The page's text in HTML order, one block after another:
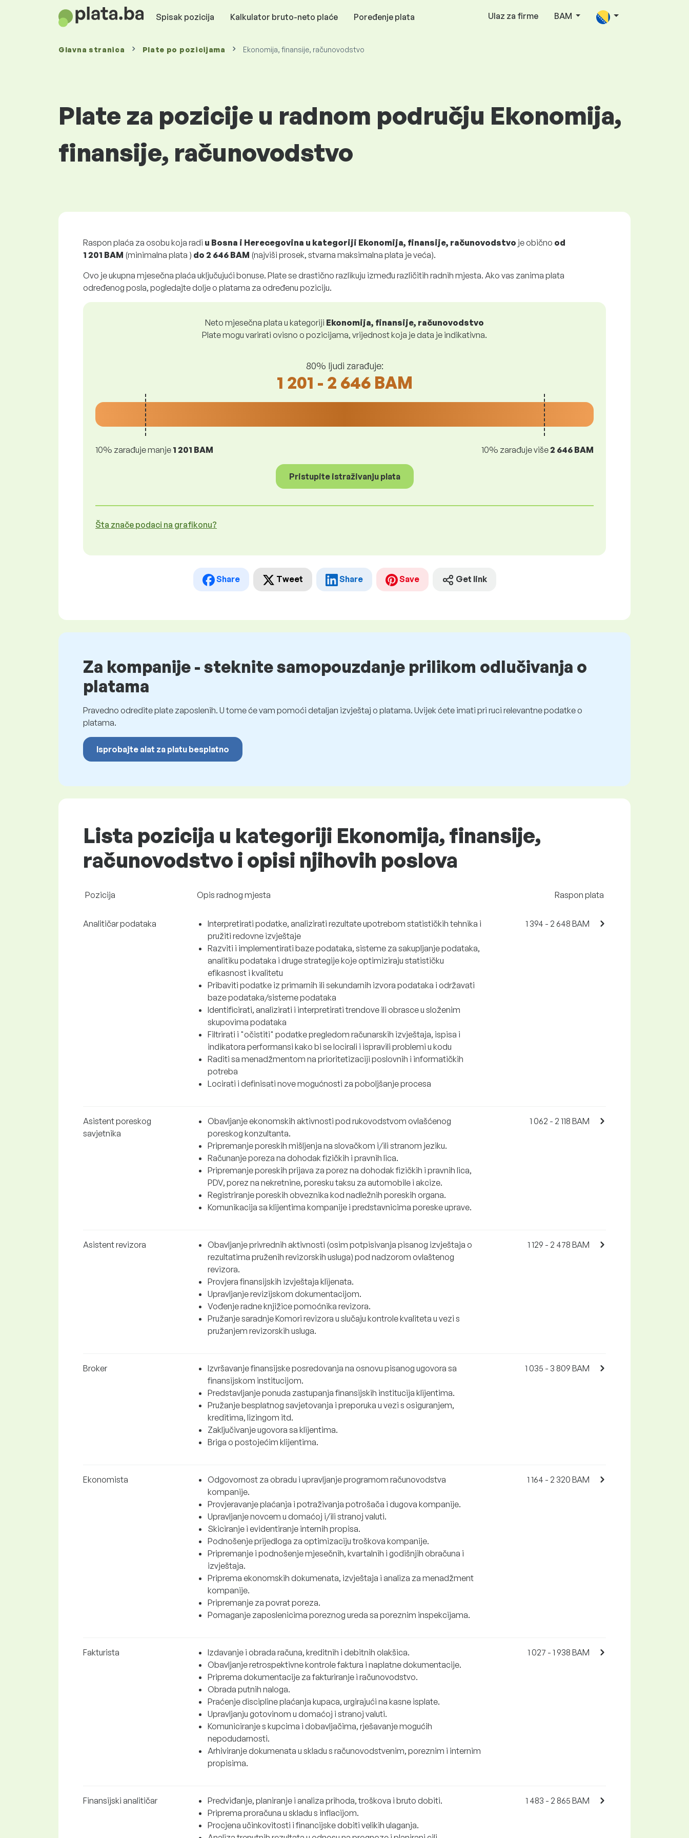
Spisak pozicija Kalkulator bruto-neto plaće Poređenje plata Ulaz za firme BAM
Glavna stranica Plate po pozicijama Ekonomija, finansije, računovodstvo
Plate za pozicije u radnom području Ekonomija,
finansije, računovodstvo
Raspon plaća za osobu koja radi u Bosna i Herecegovina u kategoriji Ekonomija, finansije, računovodstvo je obično od
1 201 BAM (minimalna plata ) do 2 646 BAM (najviši prosek, stvarna maksimalna plata je veća).
Ovo je ukupna mjesečna plaća uključujući bonuse. Plate se drastično razlikuju između različitih radnih mjesta. Ako vas zanima plata
određenog posla, pogledajte dolje o platama za određenu poziciju.
Neto mjesečna plata u kategoriji Ekonomija, finansije, računovodstvo
Plate mogu varirati ovisno o pozicijama, vrijednost koja je data je indikativna.
80% ljudi zarađuje:
1 201 - 2 646 BAM
10% zarađuje manje 1 201 BAM 10% zarađuje više2 646 BAM
Pristupite istraživanju plata
Šta znače podaci na grafikonu?
Share Tweet Share Save Get link
Za kompanije - steknite samopouzdanje prilikom odlučivanja o
platama
Pravedno odredite plate zaposlenih. U tome će vam pomoći detaljan izvještaj o platama. Uvijek ćete imati pri ruci relevantne podatke o
platama.
Isprobajte alat za platu besplatno
Lista pozicija u kategoriji Ekonomija, finansije,
računovodstvo i opisi njihovih poslova
Pozicija Opis radnog mjesta Raspon plata
Analitičar podataka
Interpretirati podatke, analizirati rezultate upotrebom statističkih tehnika i
pružiti redovne izvještaje
Razviti i implementirati baze podataka, sisteme za sakupljanje podataka,
analitiku podataka i druge strategije koje optimiziraju statističku
efikasnost i kvalitetu
Pribaviti podatke iz primarnih ili sekundarnih izvora podataka i održavati
baze podataka/sisteme podataka
Identificirati, analizirati i interpretirati trendove ili obrasce u složenim
skupovima podataka
Filtrirati i "očistiti" podatke pregledom računarskih izvještaja, ispisa i
indikatora performansi kako bi se locirali i ispravili problemi u kodu
Raditi sa menadžmentom na prioritetizaciji poslovnih i informatičkih
potreba
Locirati i definisati nove mogućnosti za poboljšanje procesa
1 394 - 2 648 BAM
Asistent poreskog
savjetnika
Obavljanje ekonomskih aktivnosti pod rukovodstvom ovlašćenog
poreskog konzultanta.
Pripremanje poreskih mišljenja na slovačkom i/ili stranom jeziku.
Računanje poreza na dohodak fizičkih i pravnih lica.
Pripremanje poreskih prijava za porez na dohodak fizičkih i pravnih lica,
PDV, porez na nekretnine, poresku taksu za automobile i akcize.
Registriranje poreskih obveznika kod nadležnih poreskih organa.
Komunikacija sa klijentima kompanije i predstavnicima poreske uprave.
1 062 - 2 118 BAM
Asistent revizora
Obavljanje privrednih aktivnosti (osim potpisivanja pisanog izvještaja o
rezultatima pruženih revizorskih usluga) pod nadzorom ovlaštenog
revizora.
Provjera finansijskih izvještaja klijenata.
Upravljanje revizijskom dokumentacijom.
Vođenje radne knjižice pomoćnika revizora.
Pružanje saradnje Komori revizora u slučaju kontrole kvaliteta u vezi s
pružanjem revizorskih usluga.
1 129 - 2 478 BAM
Broker
Izvršavanje finansijske posredovanja na osnovu pisanog ugovora sa
finansijskom institucijom.
Predstavljanje ponuda zastupanja finansijskih institucija klijentima.
Pružanje besplatnog savjetovanja i preporuka u vezi s osiguranjem,
kreditima, lizingom itd.
Zaključivanje ugovora sa klijentima.
Briga o postojećim klijentima.
1 035 - 3 809 BAM
Ekonomista
Odgovornost za obradu i upravljanje programom računovodstva
kompanije.
Provjeravanje plaćanja i potraživanja potrošača i dugova kompanije.
Upravljanje novcem u domaćoj i/ili stranoj valuti.
Skiciranje i evidentiranje internih propisa.
Podnošenje prijedloga za optimizaciju troškova kompanije.
Pripremanje i podnošenje mjesečnih, kvartalnih i godišnjih obračuna i
izvještaja.
Priprema ekonomskih dokumenata, izvještaja i analiza za menadžment
kompanije.
Pripremanje za povrat poreza.
Pomaganje zaposlenicima poreznog ureda sa poreznim inspekcijama.
1 164 - 2 320 BAM
Fakturista
Izdavanje i obrada računa, kreditnih i debitnih olakšica.
Obavljanje retrospektivne kontrole faktura i naplatne dokumentacije.
Priprema dokumentacije za fakturiranje i računovodstvo.
Obrada putnih naloga.
Praćenje discipline plaćanja kupaca, urgirajući na kasne isplate.
Upravljanju gotovinom u domaćoj i stranoj valuti.
Komuniciranje s kupcima i dobavljačima, rješavanje mogućih
nepodudarnosti.
Arhiviranje dokumenata u skladu s računovodstvenim, poreznim i internim
propisima.
1 027 - 1 938 BAM
Finansijski analitičar
Predviđanje, planiranje i analiza prihoda, troškova i bruto dobiti.
Priprema proračuna u skladu s inflacijom.
Procjena učinkovitosti i financijske dobiti velikih ulaganja.
1 483 - 2 865 BAM